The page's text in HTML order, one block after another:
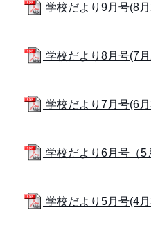
学校だより9月号(8
学校だより8月号(7
学校だより7月号(6
学校だより6月号（
学校だより5月号(4